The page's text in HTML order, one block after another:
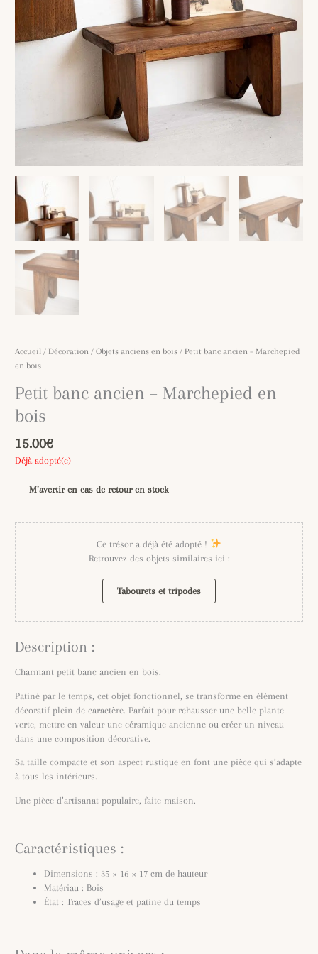
Accueil / Décoration /Objets anciens en bois / Petit banc ancien – Marchepied
en bois
Petit banc ancien – Marchepied en
bois
15.00€
Déjà adopté(e)
M’avertir en cas de retour en stock
Ce trésor a déjà été adopté !
Retrouvez des objets similaires ici :
Tabourets et tripodes
Description :
Charmant petit banc ancien en bois.
Patiné par le temps, cet objet fonctionnel, se transforme en élément
décoratif plein de caractère. Parfait pour rehausser une belle plante
verte, mettre en valeur une céramique ancienne ou créer un niveau
dans une composition décorative.
Sa taille compacte et son aspect rustique en font une pièce qui s’adapte
à tous les intérieurs.
Une pièce d’artisanat populaire, faite maison.
Caractéristiques :
Dimensions : 35 × 16 × 17 cm de hauteur
Matériau : Bois
État : Traces d’usage et patine du temps